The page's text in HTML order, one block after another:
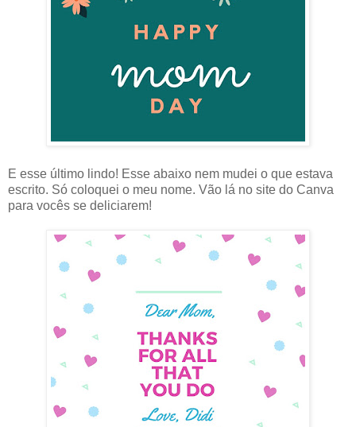
E esse último lindo! Esse abaixo nem mudei o que estava
escrito. Só coloquei o meu nome. Vão lá no site do Canva
para vocês se deliciarem!